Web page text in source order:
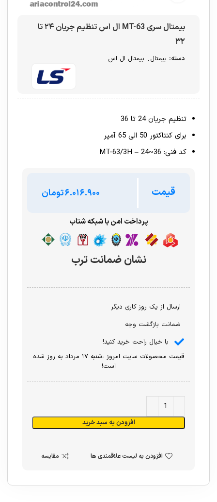
بیمتال سری MT-63 ال اس تنظیم جریان ۲۴ تا
۳۲
دسته: بیمتال , بیمتال ال اس
تنظیم جریان 24 تا 36
برای کنتاکتور 50 الی 65 آمپر
کد فنی: MT-63/3H – 24~36
قیمت تومان
پرداخت امن با شبکه شتاب
نشان ضمانت ترب
ارسال از یک روز کاری دیگر
ضمانت بازگشت وجه
با خیال راحت خرید کنید!
قیمت محصولات سایت امروز ،شنبه ۱۷ مرداد به روز شده
است!
افزودن به سبد خرید
افزودن به لیست علاقمندی ها مقایسه